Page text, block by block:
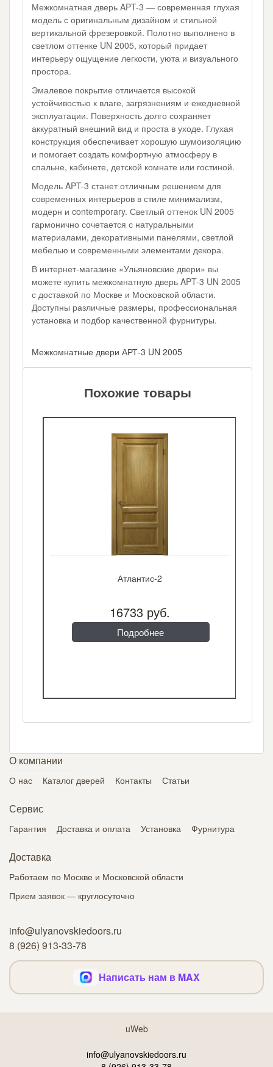
Межкомнатная дверь APT-3 — современная глухая
модель с оригинальным дизайном и стильной
вертикальной фрезеровкой. Полотно выполнено в
светлом оттенке UN 2005, который придает
интерьеру ощущение легкости, уюта и визуального
простора.
Эмалевое покрытие отличается высокой
устойчивостью к влаге, загрязнениям и ежедневной
эксплуатации. Поверхность долго сохраняет
аккуратный внешний вид и проста в уходе. Глухая
конструкция обеспечивает хорошую шумоизоляцию
и помогает создать комфортную атмосферу в
спальне, кабинете, детской комнате или гостиной.
Модель APT-3 станет отличным решением для
современных интерьеров в стиле минимализм,
модерн и contemporary. Светлый оттенок UN 2005
гармонично сочетается с натуральными
материалами, декоративными панелями, светлой
мебелью и современными элементами декора.
В интернет-магазине «Ульяновские двери» вы
можете купить межкомнатную дверь APT-3 UN 2005
с доставкой по Москве и Московской области.
Доступны различные размеры, профессиональная
установка и подбор качественной фурнитуры.
Межкомнатные двери АРТ-3 UN 2005
Похожие товары
Атлантис-2
16733 руб.
Подробнее
О компании
О нас Каталог дверей Контакты Статьи
Сервис
Гарантия Доставка и оплата Установка Фурнитура
Доставка
Работаем по Москве и Московской области
Прием заявок — круглосуточно
info@ulyanovskiedoors.ru
8 (926) 913-33-78
Написать нам в MAX
uWeb
info@ulyanovskiedoors.ru